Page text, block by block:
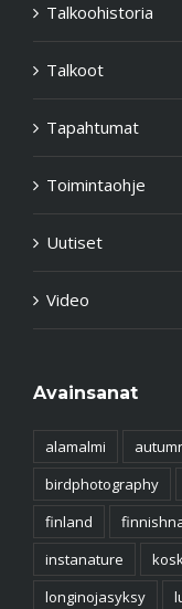
Talkoohistoria
Talkoot
Tapahtumat
Toimintaohje
Uutiset
Video
Avainsanat
alamalmi
birdphotography
finland
instanature
longinojasyksy